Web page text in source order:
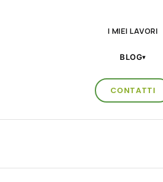
I MIEI LAVORI
BLOG▾
CONTATTI